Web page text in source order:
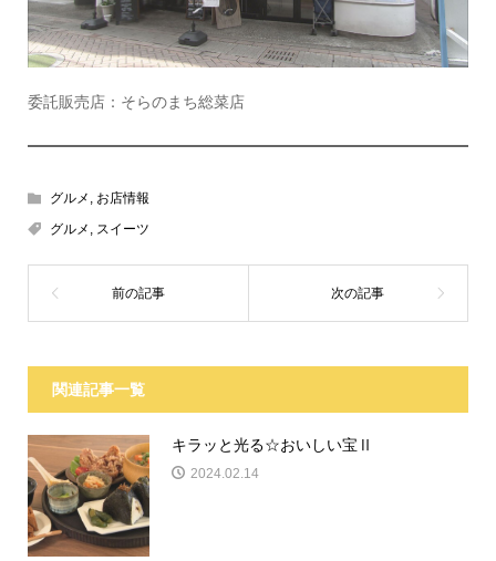
委託販売店：そらのまち総菜店
グルメ
お店情報
グルメ
スイーツ
関連記事一覧
キラッと光る☆おいしい宝Ⅱ
2024.02.14